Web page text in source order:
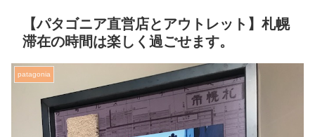
【パタゴニア直営店とアウトレット】札幌
滞在の時間は楽しく過ごせます。
patagonia